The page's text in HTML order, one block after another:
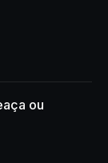
ou